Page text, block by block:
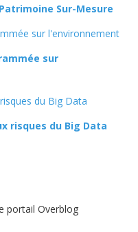
Sur-Mesure
sur
risques du Big Data
portail Overblog